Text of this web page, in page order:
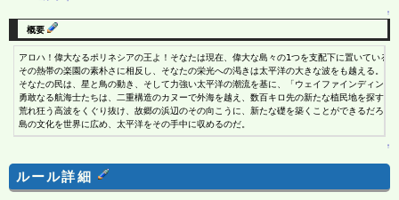
↑
概要
アロハ！偉大なるポリネシアの王よ！そなたは現在、偉大な島々の1つを支配下に置いている。
その熱帯の楽園の素朴さに相反し、そなたの栄光への渇きは太平洋の大きな波をも越える。
そなたの民は、星と鳥の動き、そして力強い太平洋の潮流を基に、「ウェイファインディング
勇敢なる航海士たちは、二重構造のカヌーで外海を越え、数百キロ先の新たな植民地を探す航
荒れ狂う高波をくぐり抜け、故郷の浜辺のその向こうに、新たな礎を築くことができるだろう
島の文化を世界に広め、太平洋をその手中に収めるのだ。
↑
ルール詳細